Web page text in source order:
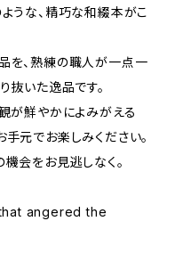
うな、精巧な和綴本がこ
を、熟練の職人が一点一
抜いた逸品です。
が鮮やかによみがえる
元でお楽しみください。
会をお見逃しなく。
angered the